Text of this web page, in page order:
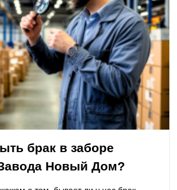
брак в заборе
Новый Дом?